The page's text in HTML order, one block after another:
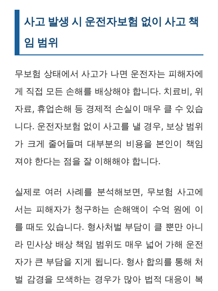
사고 발생 시 운전자보험 없이 사고 책
임 범위
무보험 상태에서 사고가 나면 운전자는 피해자에
게 직접 모든 손해를 배상해야 합니다. 치료비, 위
자료, 휴업손해 등 경제적 손실이 매우 클 수 있습
니다. 운전자보험 없이 사고를 낼 경우, 보상 범위
가 크게 줄어들며 대부분의 비용을 본인이 책임
져야 한다는 점을 잘 이해해야 합니다.
실제로 여러 사례를 분석해보면, 무보험 사고에
서는 피해자가 청구하는 손해액이 수억 원에 이
를 때도 있습니다. 형사처벌 부담이 클 뿐만 아니
라 민사상 배상 책임 범위도 매우 넓어 가해 운전
자가 큰 부담을 지게 됩니다. 형사 합의를 통해 처
벌 감경을 모색하는 경우가 많아 법적 대응이 복